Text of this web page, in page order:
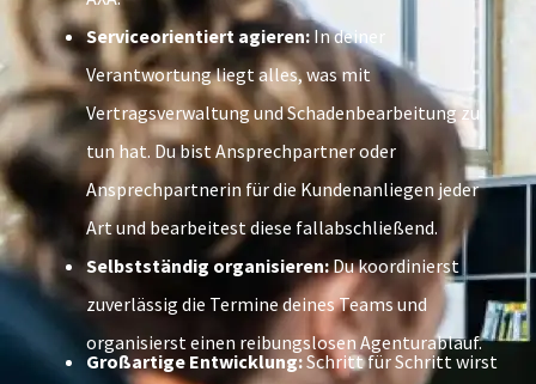
Serviceorientiert agieren:In deiner
Verantwortung liegt alles, was mit
Vertragsverwaltung und Schadenbearbeitung zu
tun hat. Du bist Ansprechpartner oder
Ansprechpartnerin für die Kundenanliegen jeder
Art und bearbeitest diese fallabschließend.
Selbstständig organisieren:Du koordinierst
zuverlässig die Termine deines Teams und
organisierst einen reibungslosen Agenturablauf.
Großartige Entwicklung:Schritt für Schritt wirst